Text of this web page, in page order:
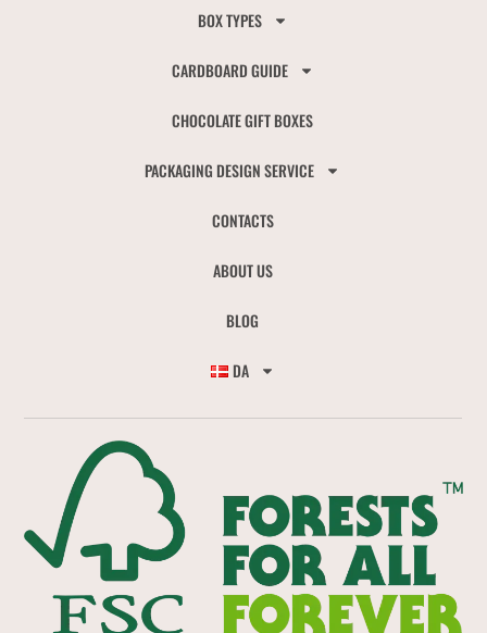
BOX TYPES
CARDBOARD GUIDE
CHOCOLATE GIFT BOXES
PACKAGING DESIGN SERVICE
CONTACTS
ABOUT US
BLOG
DA